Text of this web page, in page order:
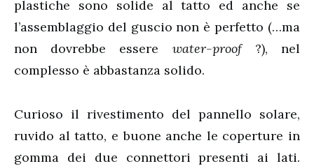
plastiche sono solide al tatto ed anche se
l’assemblaggio del guscio non è perfetto (…ma
non dovrebbe essere water-proof?), nel
complesso è abbastanza solido.
Curioso il rivestimento del pannello solare,
ruvido al tatto, e buone anche le coperture in
gomma dei due connettori presenti ai lati.